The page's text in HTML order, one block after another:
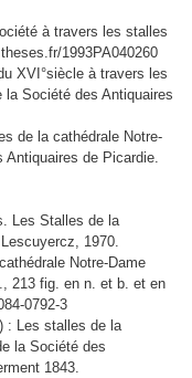
à travers les stalles
1993PA040260
XVI°siècle à travers les
Société des Antiquaires
de la cathédrale Notre-
Antiquaires de Picardie.
Les Stalles de la
1970.
Notre-Dame
213 fig. en n. et b. et en
0792-3
: Les stalles de la
la Société des
1843.